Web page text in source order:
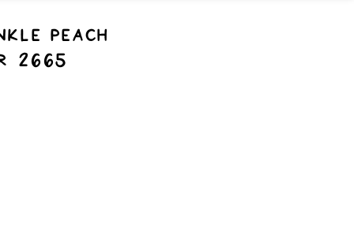
Peach
2665